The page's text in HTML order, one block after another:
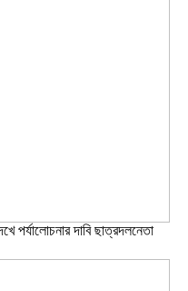
পর্যালোচনার দাবি ছাত্রদলনেতা